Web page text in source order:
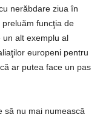
nerăbdare ziua în
funcţia de
un alt exemplu al
europeni pentru
ar putea face un pas
să nu mai numească